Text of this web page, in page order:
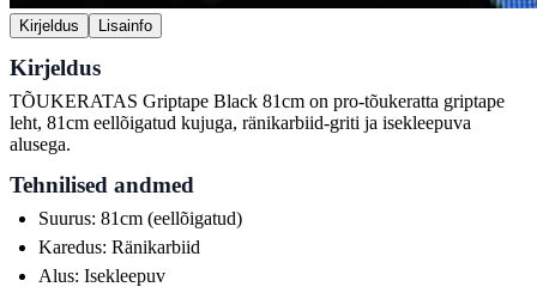
Kirjeldus Lisainfo
Kirjeldus
TÕUKERATAS Griptape Black 81cm on pro-tõukeratta griptape
leht, 81cm eellõigatud kujuga, ränikarbiid-griti ja isekleepuva
alusega.
Tehnilised andmed
Suurus: 81cm (eellõigatud)
Karedus: Ränikarbiid
Alus: Isekleepuv